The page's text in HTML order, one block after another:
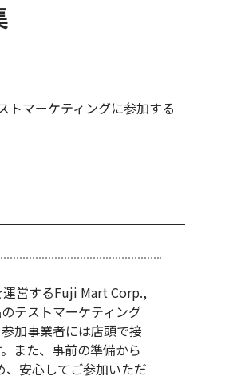
トマーケティングに参加する
運営するFuji Mart Corp.,
テストマーケティング
加事業者には店頭で接
また、事前の準備から
安心してご参加いただ